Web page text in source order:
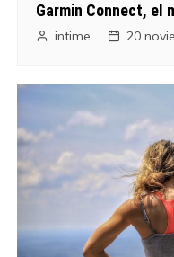
Garmin Connect, el
intime 20